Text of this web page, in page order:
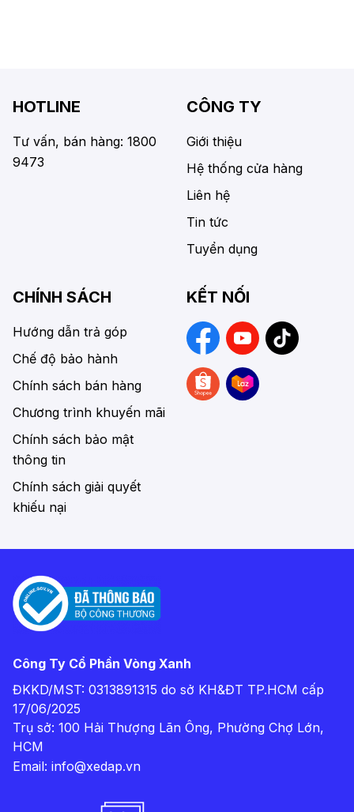
HOTLINE
Tư vấn, bán hàng: 1800
9473
CÔNG TY
Giới thiệu
Hệ thống cửa hàng
Liên hệ
Tin tức
Tuyển dụng
CHÍNH SÁCH
Hướng dẫn trả góp
Chế độ bảo hành
Chính sách bán hàng
Chương trình khuyến mãi
Chính sách bảo mật
thông tin
Chính sách giải quyết
khiếu nại
KẾT NỐI
Công Ty Cổ Phần Vòng Xanh
ĐKKD/MST: 0313891315 do sở KH&ĐT TP.HCM cấp
17/06/2025
Trụ sở: 100 Hải Thượng Lãn Ông, Phường Chợ Lớn,
HCM
Email: info@xedap.vn